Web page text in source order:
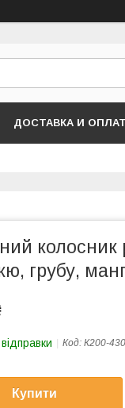
ДОСТАВКА И
колосник
грубу,
Код: К200-430
Купити